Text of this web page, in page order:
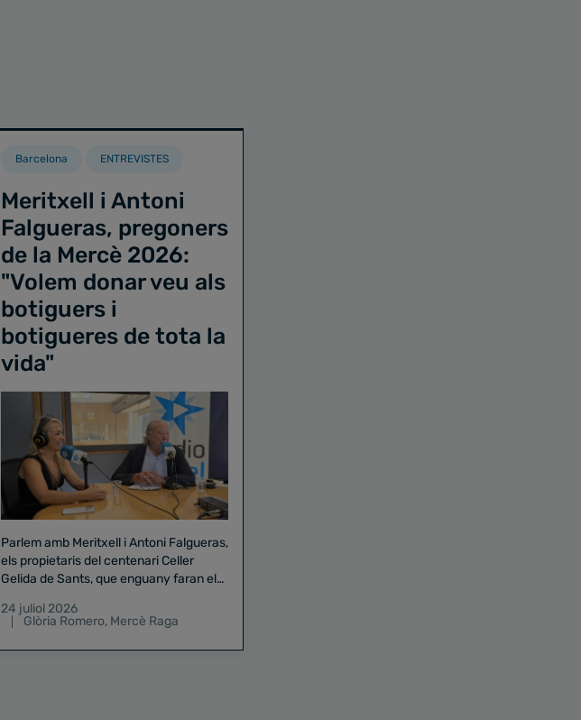
Barcelona ENTREVISTES
Meritxell i Antoni
Falgueras, pregoners
de la Mercè 2026:
"Volem donar veu als
botiguers i
botigueres de tota la
vida"
Parlem amb Meritxell i Antoni Falgueras,
els propietaris del centenari Celler
Gelida de Sants, que enguany faran el
24 juliol 2026
Glòria Romero, Mercè Raga